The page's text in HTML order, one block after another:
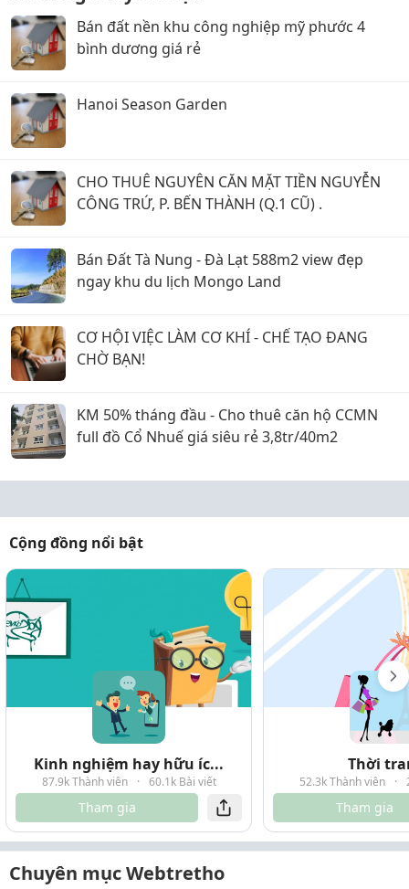
Bán đất nền khu công nghiệp mỹ phước 4
bình dương giá rẻ
Hanoi Season Garden
CHO THUÊ NGUYÊN CĂN MẶT TIỀN NGUYỄN
CÔNG TRỨ, P. BẾN THÀNH (Q.1 CŨ) .
Bán Đất Tà Nung - Đà Lạt 588m2 view đẹp
ngay khu du lịch Mongo Land
CƠ HỘI VIỆC LÀM CƠ KHÍ - CHẾ TẠO ĐANG
CHỜ BẠN!
KM 50% tháng đầu - Cho thuê căn hộ CCMN
full đồ Cổ Nhuế giá siêu rẻ 3,8tr/40m2
Cộng đồng nổi bật
Kinh nghiệm hay hữu íc...
87.9k Thành viên · 60.1k Bài viết
Tham gia
Thời
52.3k Thành viên ·
Tham gia
Chuyên mục Webtretho